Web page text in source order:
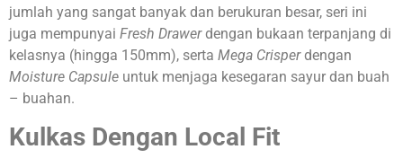
jumlah yang sangat banyak dan berukuran besar, seri ini
juga mempunyai Fresh Drawerdengan bukaan terpanjang di
kelasnya (hingga 150mm), serta Mega Crisperdengan
Moisture Capsule untuk menjaga kesegaran sayur dan buah
– buahan.
Kulkas Dengan Local Fit